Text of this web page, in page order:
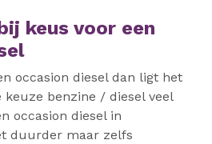
keus voor een
occasion diesel dan ligt het
benzine / diesel veel
occasion diesel in
duurder maar zelfs